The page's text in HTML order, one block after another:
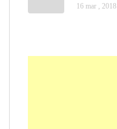
16 mar , 2018